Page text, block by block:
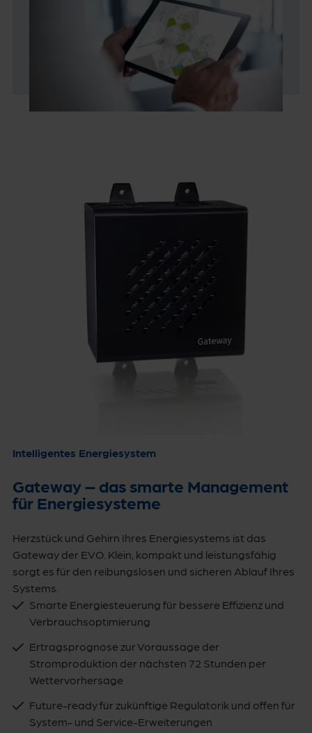
Intelligentes Energiesystem
Gateway – das smarte Management
für Energiesysteme
Herzstück und Gehirn Ihres Energiesystems ist das
Gateway der EVO. Klein, kompakt und leistungsfähig
sorgt es für den reibungslosen und sicheren Ablauf Ihres
Systems.
Smarte Energiesteuerung für bessere Effizienz und
Verbrauchsoptimierung
Ertragsprognose zur Voraussage der
Stromproduktion der nächsten 72 Stunden per
Wettervorhersage
Future-ready für zukünftige Regulatorik und offen für
System- und Service-Erweiterungen